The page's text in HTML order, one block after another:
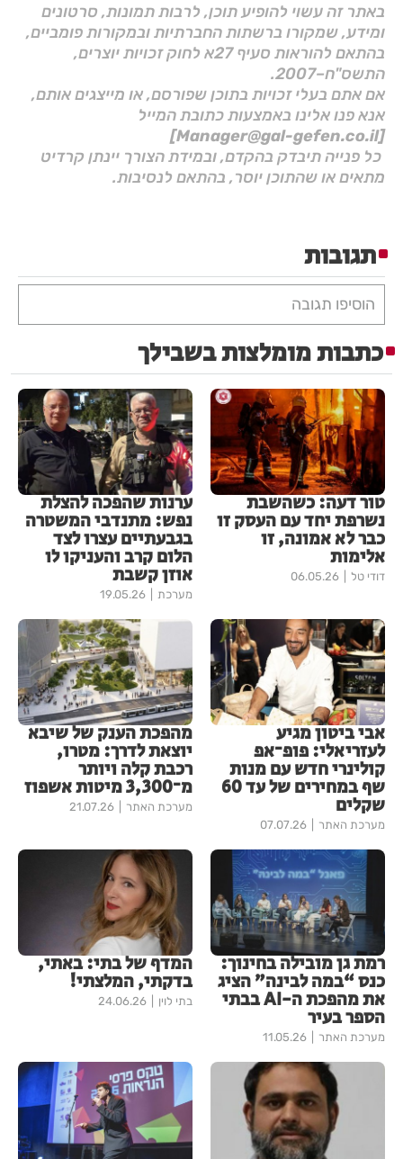
באתר זה עשוי להופיע תוכן, לרבות תמונות, סרטונים
ומידע, שמקורו ברשתות החברתיות ובמקורות פומביים,
בהתאם להוראות סעיף 27א לחוק זכויות יוצרים,
התשס"ח–2007.
אם אתם בעלי זכויות בתוכן שפורסם, או מייצגים אותם,
אנא פנו אלינו באמצעות כתובת המייל
[Manager@gal-gefen.co.il]
כל פנייה תיבדק בהקדם, ובמידת הצורך יינתן קרדיט
מתאים או שהתוכן יוסר, בהתאם לנסיבות.
תגובות
הוסיפו תגובה
כתבות מומלצות בשבילך
טור דעה: כשהשבת
נשרפת יחד עם העסק זו
כבר לא אמונה, זו
אלימות
דודי טל 06.05.26
ערנות שהפכה להצלת
נפש: מתנדבי המשטרה
בגבעתיים עצרו לצד
הלום קרב והעניקו לו
אוזן קשבת
מערכת 19.05.26
אבי ביטון מגיע
לעזריאלי: פופ־אפ
קולינרי חדש עם מנות
שף במחירים של עד 60
שקלים
מערכת האתר 07.07.26
מהפכת הענק של שיבא
יוצאת לדרך: מטרו,
רכבת קלה ויותר
מ־3,300 מיטות אשפוז
מערכת האתר 21.07.26
רמת גן מובילה בחינוך:
כנס “במה לבינה” הציג
את מהפכת ה-AI בבתי
הספר בעיר
מערכת האתר 11.05.26
המדף של בתי: באתי,
בדקתי, המלצתי!
בתי לוין 24.06.26